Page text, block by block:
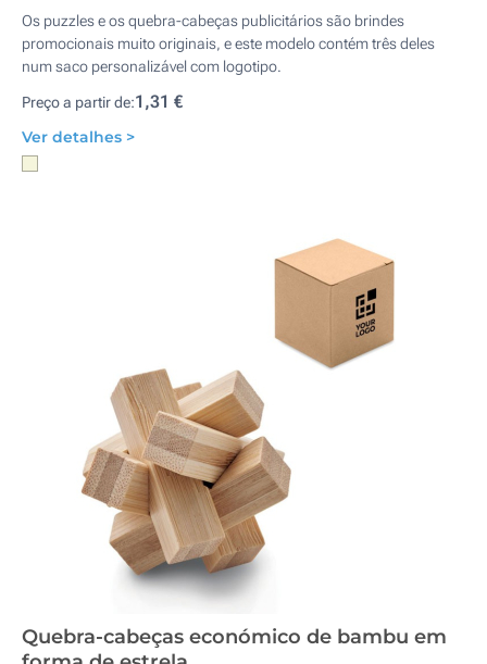
Os puzzles e os quebra-cabeças publicitários são brindes
promocionais muito originais, e este modelo contém três deles
num saco personalizável com logotipo.
Preço a partir de:1,31 €
Ver detalhes >
Quebra-cabeças económico de bambu em